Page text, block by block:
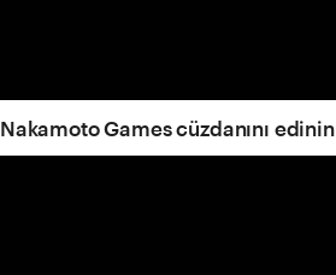
Nakamoto Games cüzdanını edinin